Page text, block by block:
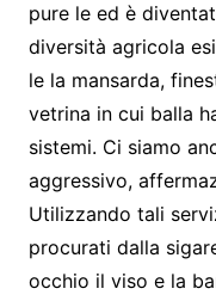
pure le ed è
diversità agricola
le la mansarda,
vetrina in cui balla
sistemi. Ci siamo
aggressivo,
Utilizzando tali
procurati dalla
occhio il viso e la